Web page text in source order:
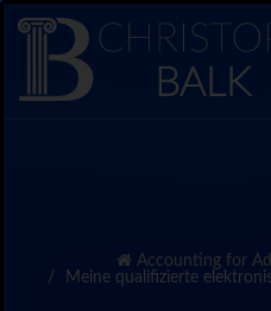
Accounting for
Meine qualifizierte